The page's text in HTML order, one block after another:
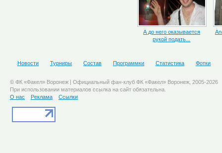
А до него оказывается
рукой подать...
Новости Турниры Состав Программки Статистика Фотки
© ФК «Факел» Воронеж | Официальный фан-клуб ФК «Факел» Воронеж, 2005-2026
При использовании материалов ссылка на сайт обязательна.
О нас
Реклама Ссылки